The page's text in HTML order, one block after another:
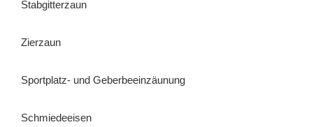
Stabgitterzaun
Zierzaun
Sportplatz- und Geberbeeinzäunung
Schmiedeeisen